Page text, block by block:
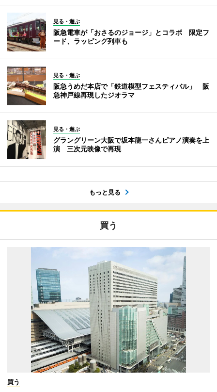
見る・遊ぶ
阪急電車が「おさるのジョージ」とコラボ 限定フ
ード、ラッピング列車も
見る・遊ぶ
阪急うめだ本店で「鉄道模型フェスティバル」 阪
急神戸線再現したジオラマ
見る・遊ぶ
グラングリーン大阪で坂本龍一さんピアノ演奏を上
演 三次元映像で再現
もっと見る
買う
買う